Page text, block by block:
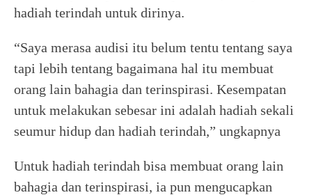
hadiah terindah untuk dirinya.
“Saya merasa audisi itu belum tentu tentang saya
tapi lebih tentang bagaimana hal itu membuat
orang lain bahagia dan terinspirasi. Kesempatan
untuk melakukan sebesar ini adalah hadiah sekali
seumur hidup dan hadiah terindah,” ungkapnya
Untuk hadiah terindah bisa membuat orang lain
bahagia dan terinspirasi, ia pun mengucapkan